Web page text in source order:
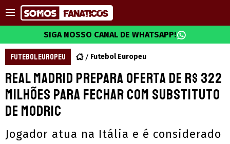
SIGA NOSSO CANAL DE WHATSAPP!
FUTEBOL EUROPEU Futebol Europeu
Real Madrid prepara oferta de R$ 322
milhões para fechar com substituto
de Modric
Jogador atua na Itália e é considerado